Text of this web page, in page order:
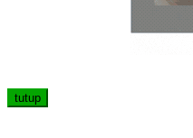
tutup